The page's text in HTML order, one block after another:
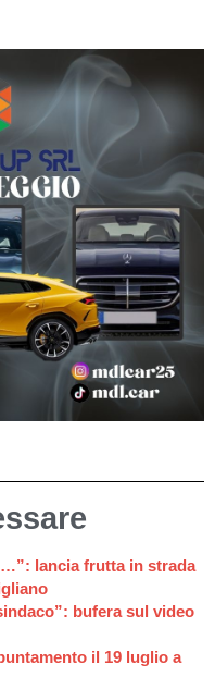
lancia frutta in strada
bufera sul video
il 19 luglio a